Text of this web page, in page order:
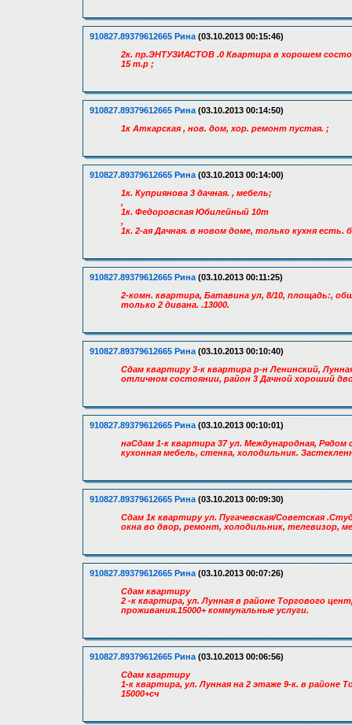
910827.89379612665 Рина (03.10.2013 00:15:46)
2к. пр.ЭНТУЗИАСТОВ .0 Квартира в хорошем
15 т.р ;
910827.89379612665 Рина (03.10.2013 00:14:50)
1к Аткарская , нов. дом, хор. ремонт пустая. ;
910827.89379612665 Рина (03.10.2013 00:14:00)
1к. Куприянова 3 дачная. , мебель;
,
1к. Федоровская Юбилейный 10т
,
1к. 2-ая Дачная. в новом доме, только кухня есть.
910827.89379612665 Рина (03.10.2013 00:11:25)
2-комн. квартира, Батавина ул, 8/10, площадь:,
только 2 дивана. .13000.
910827.89379612665 Рина (03.10.2013 00:10:40)
Сдам квартиру 3-к квартира р-н Ленинский,
отличном состоянии, район 3 Дачной хороший
910827.89379612665 Рина (03.10.2013 00:10:01)
наСдам 1-к квартира 37 ул. Международная,
кухонная мебель, стенка, холодильник.
910827.89379612665 Рина (03.10.2013 00:09:30)
Сдам 1к квартиру ул. Пугачевская/Советская
окна во двор, ремонт, холодильник, телевизор,
910827.89379612665 Рина (03.10.2013 00:07:26)
Сдам квартиру
2 -к квартира, ул. Лунная в районе Торгового
проживания.15000+ коммунальные услуги.
910827.89379612665 Рина (03.10.2013 00:06:56)
Сдам квартиру
1-к квартира, ул. Лунная на 2 этаже 9-к. в районе
15000+сч